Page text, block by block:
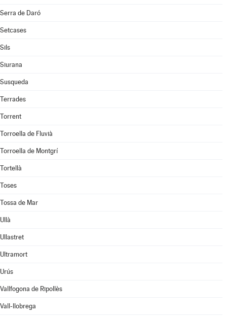
Serra de Daró
Setcases
Sils
Siurana
Susqueda
Terrades
Torrent
Torroella de Fluvià
Torroella de Montgrí
Tortellà
Toses
Tossa de Mar
Ullà
Ullastret
Ultramort
Urús
Vallfogona de Ripollès
Vall-llobrega